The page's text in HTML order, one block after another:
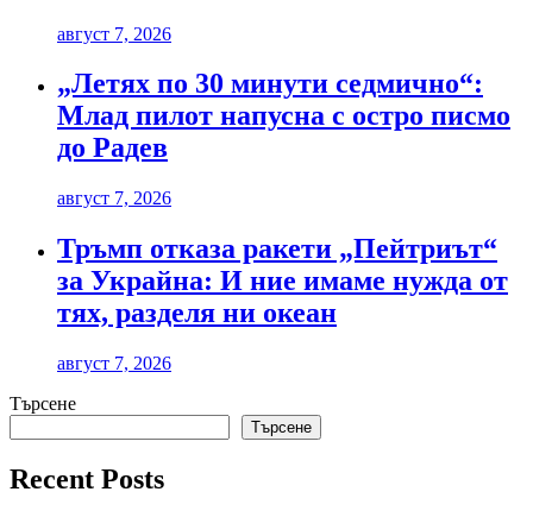
август 7, 2026
„Летях по 30 минути седмично“:
Млад пилот напусна с остро писмо
до Радев
август 7, 2026
Тръмп отказа ракети „Пейтриът“
за Украйна: И ние имаме нужда от
тях, разделя ни океан
август 7, 2026
Търсене
Търсене
Recent Posts